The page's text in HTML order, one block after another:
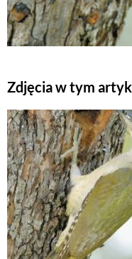
Zdjęcia w tym